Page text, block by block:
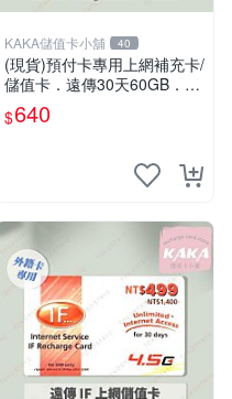
KAKA儲值卡小舖 40
(現貨)預付卡專用上網補充卡/
儲值卡．遠傳30天60GB．上
網吃到飽．IF599．遠傳外籍
可儲 [KAKA儲值卡小舖]
$640